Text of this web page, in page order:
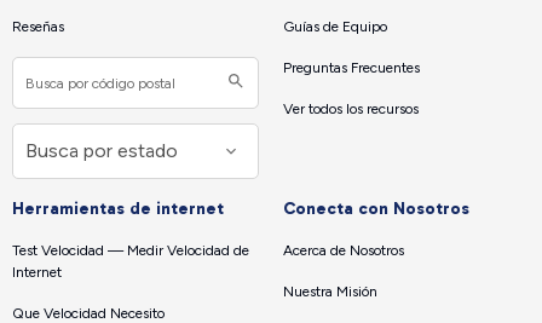
Reseñas Guías de Equipo
Preguntas Frecuentes
Ver todos los recursos
Herramientas de internet
Test Velocidad — Medir Velocidad de
Internet
Que Velocidad Necesito
Conecta con Nosotros
Acerca de Nosotros
Nuestra Misión